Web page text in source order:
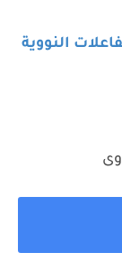
النووية